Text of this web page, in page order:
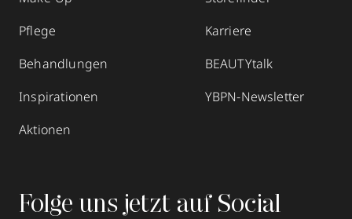
Pflege
Behandlungen
Inspirationen
Aktionen
Karriere
BEAUTYtalk
YBPN-Newsletter
Folge uns jetzt auf Social